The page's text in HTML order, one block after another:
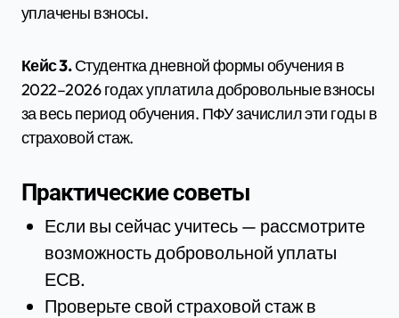
уплачены взносы.
Кейс 3.Студентка дневной формы обучения в
2022–2026 годах уплатила добровольные взносы
за весь период обучения. ПФУ зачислил эти годы в
страховой стаж.
Практические советы
Если вы сейчас учитесь — рассмотрите
возможность добровольной уплаты
ЕСВ.
Проверьте свой страховой стаж в